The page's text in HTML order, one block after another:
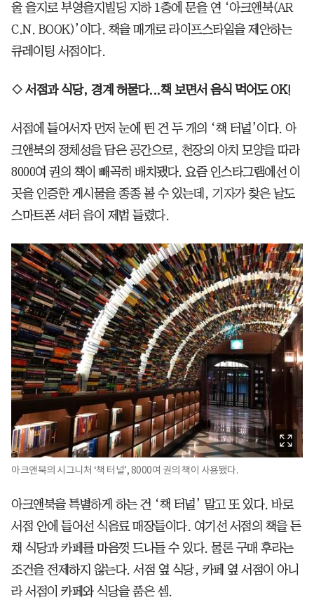
울 을지로 부영을지빌딩 지하 1층에 문을 연 ‘아크앤북(AR
C.N. BOOK)’이다. 책을 매개로 라이프스타일을 제안하는
큐레이팅 서점이다.
◇ 서점과 식당, 경계 허물다...책 보면서 음식 먹어도 OK!
서점에 들어서자 먼저 눈에 띈 건 두 개의 ‘책 터널’이다. 아
크앤북의 정체성을 담은 공간으로, 천장의 아치 모양을 따라
8000여 권의 책이 빼곡히 배치됐다. 요즘 인스타그램에선 이
곳을 인증한 게시물을 종종 볼 수 있는데, 기자가 찾은 날도
스마트폰 셔터 음이 제법 들렸다.
아크앤북의 시그니처 ‘책 터널’, 8000여 권의 책이 사용됐다.
아크앤북을 특별하게 하는 건 ‘책 터널’ 말고 또 있다. 바로
서점 안에 들어선 식음료 매장들이다. 여기선 서점의 책을 든
채 식당과 카페를 마음껏 드나들 수 있다. 물론 구매 후라는
조건을 전제하지 않는다. 서점 옆 식당, 카페 옆 서점이 아니
라 서점이 카페와 식당을 품은 셈.